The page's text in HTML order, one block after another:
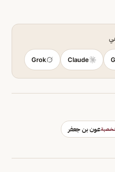
Claude
Grok
عون بن جعفر